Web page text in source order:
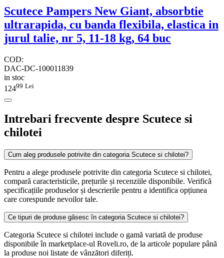
Scutece Pampers New Giant, absorbtie
ultrarapida, cu banda flexibila, elastica in
jurul talie, nr 5, 11-18 kg, 64 buc
COD:
DAC-DC-100011839
in stoc
12499 Lei
Intrebari frecvente despre Scutece si
chilotei
Cum aleg produsele potrivite din categoria Scutece si chilotei?
Pentru a alege produsele potrivite din categoria Scutece si chilotei,
compară caracteristicile, prețurile și recenziile disponibile. Verifică
specificațiile produselor și descrierile pentru a identifica opțiunea
care corespunde nevoilor tale.
Ce tipuri de produse găsesc în categoria Scutece si chilotei?
Categoria Scutece si chilotei include o gamă variată de produse
disponibile în marketplace-ul Roveli.ro, de la articole populare până
la produse noi listate de vânzători diferiți.